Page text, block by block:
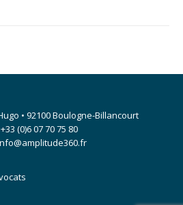
• 92100 Boulogne-Billancourt
(0)6 07 70 75 80